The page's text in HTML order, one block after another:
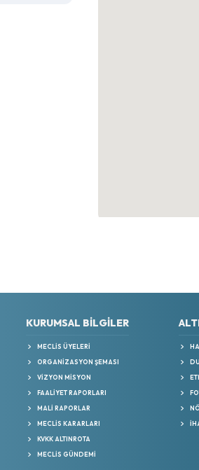
KURUMSAL BİLGİLER
MECLIS ÜYELERI
ORGANIZASYON ŞEMASI
VIZYON MISYON
FAALIYET RAPORLARI
MALI RAPORLAR
MECLIS KARARLARI
KVKK ALTINROTA
MECLIS GÜNDEMI